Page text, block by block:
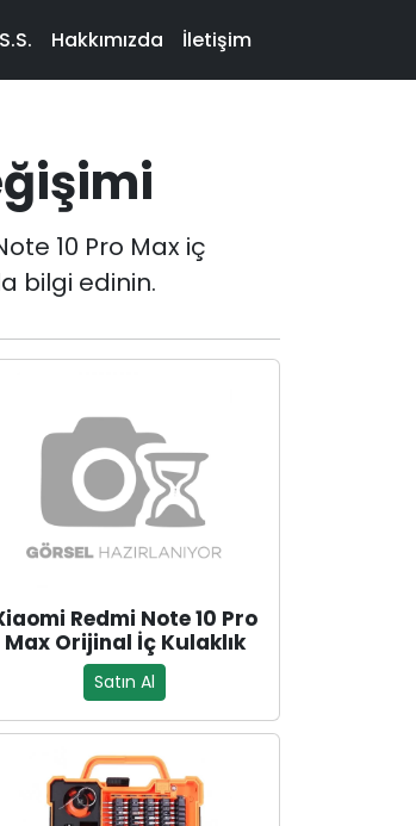
Hakkımızda İletişim
10 Pro Max iç
bilgi edinin.
Redmi Note 10 Pro
Max Orijinal İç Kulaklık
Satın Al